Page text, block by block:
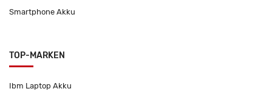
Smartphone Akku
TOP-MARKEN
Ibm Laptop Akku